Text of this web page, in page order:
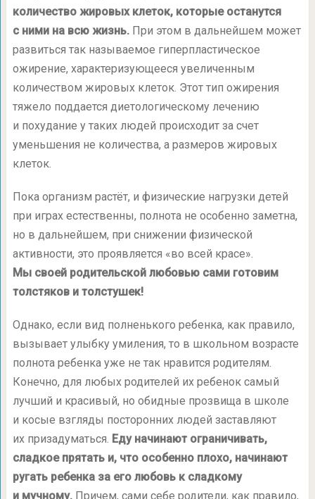
количество жировых клеток, которые останутся
с ними на всю жизнь.При этом в дальнейшем может
развиться так называемое гиперпластическое
ожирение, характеризующееся увеличенным
количеством жировых клеток. Этот тип ожирения
тяжело поддается диетологическому лечению
и похудание у таких людей происходит за счет
уменьшения не количества, а размеров жировых
клеток.
Пока организм растёт, и физические нагрузки детей
при играх естественны, полнота не особенно заметна,
но в дальнейшем, при снижении физической
активности, это проявляется «во всей красе».
Мы своей родительской любовью сами готовим
толстяков и толстушек!
Однако, если вид полненького ребенка, как правило,
вызывает улыбку умиления, то в школьном возрасте
полнота ребенка уже не так нравится родителям.
Конечно, для любых родителей их ребенок самый
лучший и красивый, но обидные прозвища в школе
и косые взгляды посторонних людей заставляют
их призадуматься. Еду начинают ограничивать,
сладкое прятать и, что особенно плохо, начинают
ругать ребенка за его любовь к сладкому
и мучному.Причем, сами себе родители, как правило,